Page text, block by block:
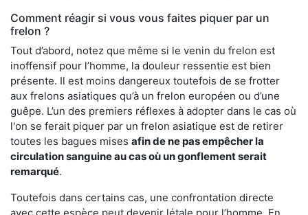
Comment réagir si vous vous faites piquer par un
frelon ?
Tout d’abord, notez que même si le venin du frelon est
inoffensif pour l’homme, la douleur ressentie est bien
présente. Il est moins dangereux toutefois de se frotter
aux frelons asiatiques qu’à un frelon européen ou d’une
guêpe. L’un des premiers réflexes à adopter dans le cas où
l'on se ferait piquer par un frelon asiatique est de retirer
toutes les bagues mises afin de ne pas empêcher la
circulation sanguine au cas où un gonflement serait
remarqué.
Toutefois dans certains cas, une confrontation directe